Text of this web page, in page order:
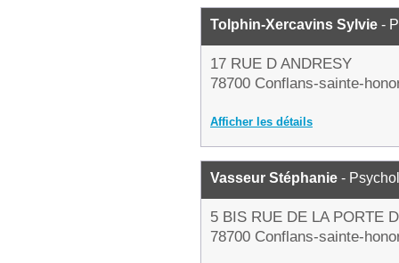
Tolphin-Xercavins Sylvie -
17 RUE D ANDRESY
78700 Conflans-sainte-
Afficher les détails
Vasseur Stéphanie -
5 BIS RUE DE LA PORTE
78700 Conflans-sainte-